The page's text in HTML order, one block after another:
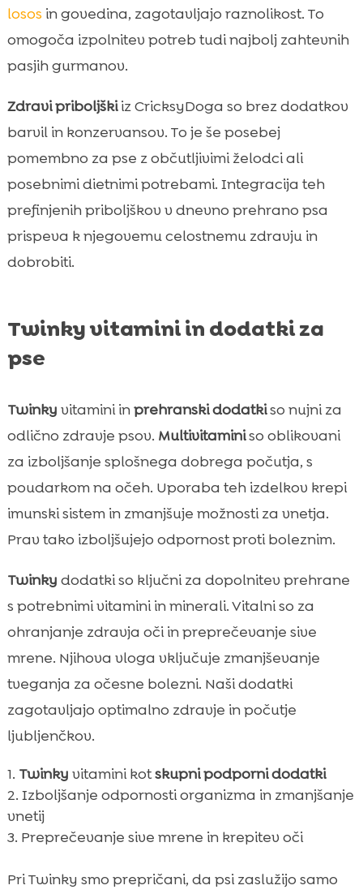
losos in govedina, zagotavljajo raznolikost. To
omogoča izpolnitev potreb tudi najbolj zahtevnih
pasjih gurmanov.
Zdravi priboljškiiz CricksyDoga so brez dodatkov
barvil in konzervansov. To je še posebej
pomembno za pse z občutljivimi želodci ali
posebnimi dietnimi potrebami. Integracija teh
prefinjenih priboljškov v dnevno prehrano psa
prispeva k njegovemu celostnemu zdravju in
dobrobiti.
Twinky vitamini in dodatki za
pse
Twinky vitamini inprehranski dodatkiso nujni za
odlično zdravje psov. Multivitaminiso oblikovani
za izboljšanje splošnega dobrega počutja, s
poudarkom na očeh. Uporaba teh izdelkov krepi
imunski sistem in zmanjšuje možnosti za vnetja.
Prav tako izboljšujejo odpornost proti boleznim.
Twinky dodatki so ključni za dopolnitev prehrane
s potrebnimi vitamini in minerali. Vitalni so za
ohranjanje zdravja oči in preprečevanje sive
mrene. Njihova vloga vključuje zmanjševanje
tveganja za očesne bolezni. Naši dodatki
zagotavljajo optimalno zdravje in počutje
ljubljenčkov.
Twinky vitamini kotskupni podporni dodatki
Izboljšanje odpornosti organizma in zmanjšanje
vnetij
Preprečevanje sive mrene in krepitev oči
Pri Twinky smo prepričani, da psi zaslužijo samo